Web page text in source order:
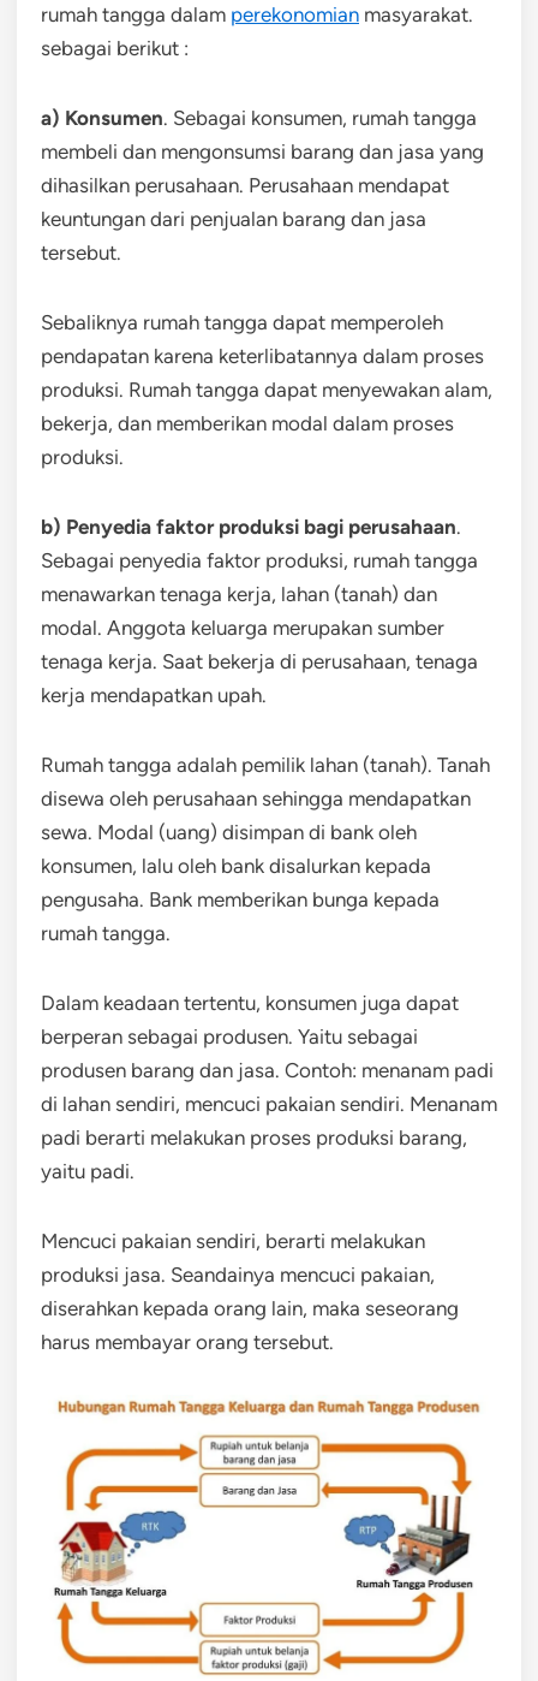
rumah tangga dalam perekonomian masyarakat.
sebagai berikut :
a) Konsumen. Sebagai konsumen, rumah tangga
membeli dan mengonsumsi barang dan jasa yang
dihasilkan perusahaan. Perusahaan mendapat
keuntungan dari penjualan barang dan jasa
tersebut.
Sebaliknya rumah tangga dapat memperoleh
pendapatan karena keterlibatannya dalam proses
produksi. Rumah tangga dapat menyewakan alam,
bekerja, dan memberikan modal dalam proses
produksi.
b) Penyedia faktor produksi bagi perusahaan.
Sebagai penyedia faktor produksi, rumah tangga
menawarkan tenaga kerja, lahan (tanah) dan
modal. Anggota keluarga merupakan sumber
tenaga kerja. Saat bekerja di perusahaan, tenaga
kerja mendapatkan upah.
Rumah tangga adalah pemilik lahan (tanah). Tanah
disewa oleh perusahaan sehingga mendapatkan
sewa. Modal (uang) disimpan di bank oleh
konsumen, lalu oleh bank disalurkan kepada
pengusaha. Bank memberikan bunga kepada
rumah tangga.
Dalam keadaan tertentu, konsumen juga dapat
berperan sebagai produsen. Yaitu sebagai
produsen barang dan jasa. Contoh: menanam padi
di lahan sendiri, mencuci pakaian sendiri. Menanam
padi berarti melakukan proses produksi barang,
yaitu padi.
Mencuci pakaian sendiri, berarti melakukan
produksi jasa. Seandainya mencuci pakaian,
diserahkan kepada orang lain, maka seseorang
harus membayar orang tersebut.